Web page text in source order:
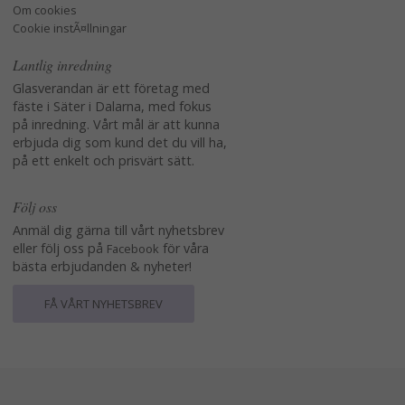
Om cookies
Cookie instÃ¤llningar
Lantlig inredning
Glasverandan är ett företag med
fäste i Säter i Dalarna, med fokus
på inredning. Vårt mål är att kunna
erbjuda dig som kund det du vill ha,
på ett enkelt och prisvärt sätt.
Följ oss
Anmäl dig gärna till vårt nyhetsbrev
eller följ oss på Facebook för våra
bästa erbjudanden & nyheter!
FÅ VÅRT NYHETSBREV